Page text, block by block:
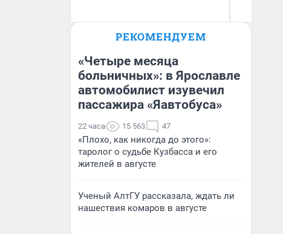
Денис Дедюхин
РЕКОМЕНДУЕМ
«Четыре месяца
больничных»: в Ярославле
автомобилист изувечил
пассажира «Яавтобуса»
22 часа 15 563 47
«Плохо, как никогда до этого»:
таролог о судьбе Кузбасса и его
жителей в августе
Ученый АлтГУ рассказала, ждать ли
нашествия комаров в августе